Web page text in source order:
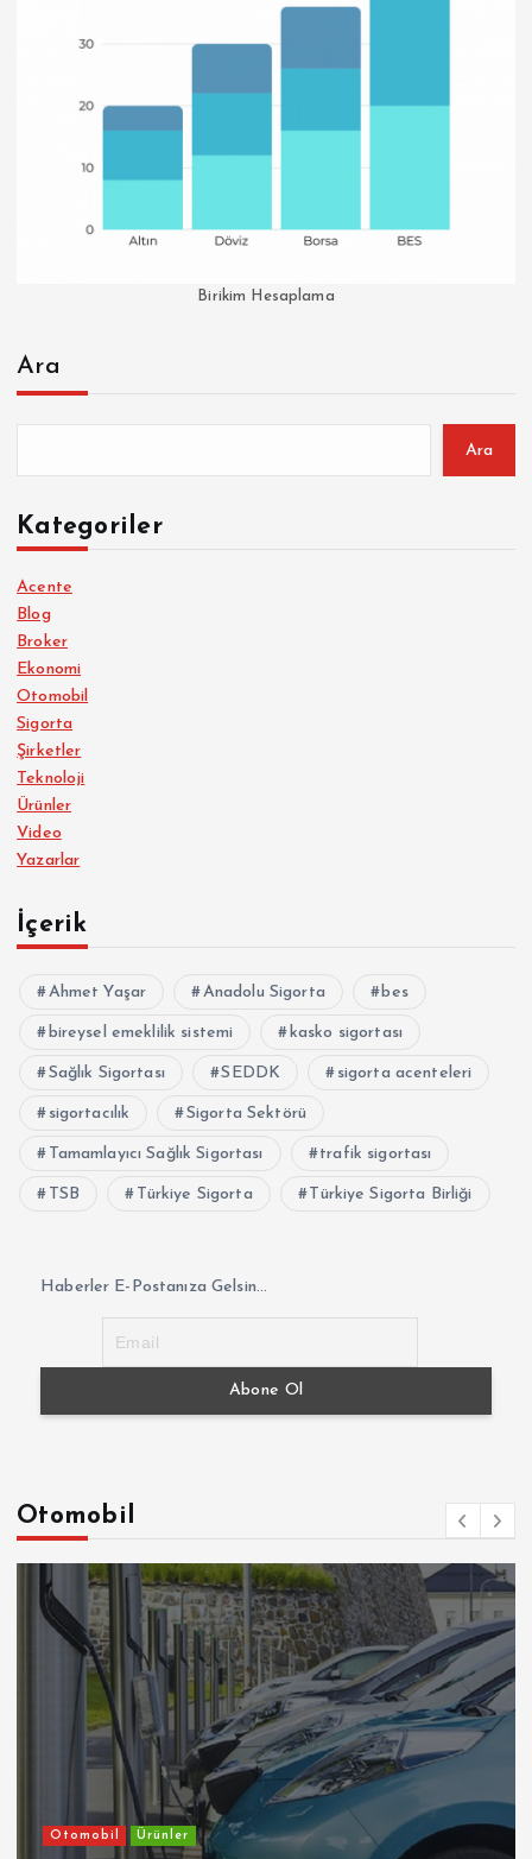
Birikim Hesaplama
Ara
Ara
Kategoriler
Acente
Blog
Broker
Ekonomi
Otomobil
Sigorta
Şirketler
Teknoloji
Ürünler
Video
Yazarlar
İçerik
Ahmet Yaşar Anadolu Sigorta bes
bireysel emeklilik sistemi kasko sigortası
Sağlık Sigortası SEDDK sigorta acenteleri
sigortacılık Sigorta Sektörü
Tamamlayıcı Sağlık Sigortası trafik sigortası
TSB Türkiye Sigorta Türkiye Sigorta Birliği
Haberler E-Postanıza Gelsin...
Otomobil
Otomobil